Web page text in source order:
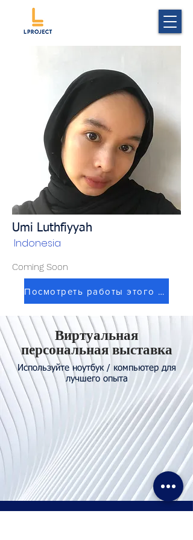
Umi Luthfiyyah
Indonesia
Coming Soon
Посмотреть работы этого художника
Виртуальная
персональная выставка
Используйте ноутбук / компьютер для
лучшего опыта